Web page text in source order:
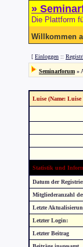
»
Die Plattform
Willkommen
[ Einloggen ::
Seminarforum »
Luise (Name:
Statistik und
Datum der
Mitgliederanzahl
Letzte
Letzter Login:
Letzter Beitrag